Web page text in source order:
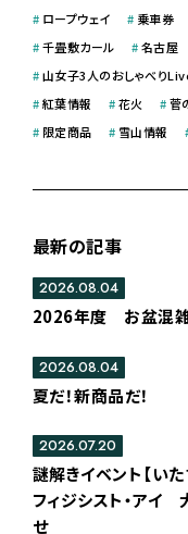
# ロープウェイ # 乗車券
#千畳敷カール #名古屋
#山女子3人のおしゃべり
#紅葉情報 #花火 #菅
# 限定商品 # 雪山情報
最新の記事
2026年度 お盆混
2026.08.04
夏だ！新商品だ！
2026.08.04
謎解きイベント【い
フィジシスト・アイ
せ
2026.07.20